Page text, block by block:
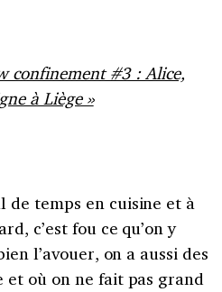
confinement #3 : Alice,
à Liège »
de temps en cuisine et à
c’est fou ce qu’on y
l’avouer, on a aussi des
et où on ne fait pas grand